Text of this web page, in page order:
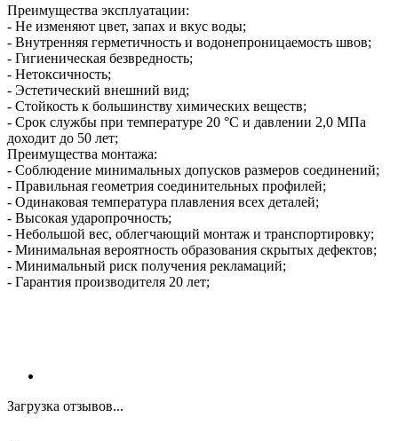
Преимущества эксплуатации:
- Не изменяют цвет, запах и вкус воды;
- Внутренняя герметичность и водонепроницаемость швов;
- Гигиеническая безвредность;
- Нетоксичность;
- Эстетический внешний вид;
- Стойкость к большинству химических веществ;
- Срок службы при температуре 20 °С и давлении 2,0 МПа
доходит до 50 лет;
Преимущества монтажа:
- Соблюдение минимальных допусков размеров соединений;
- Правильная геометрия соединительных профилей;
- Одинаковая температура плавления всех деталей;
- Высокая ударопрочность;
- Небольшой вес, облегчающий монтаж и транспортировку;
- Минимальная вероятность образования скрытых дефектов;
- Минимальный риск получения рекламаций;
- Гарантия производителя 20 лет;
Загрузка отзывов...